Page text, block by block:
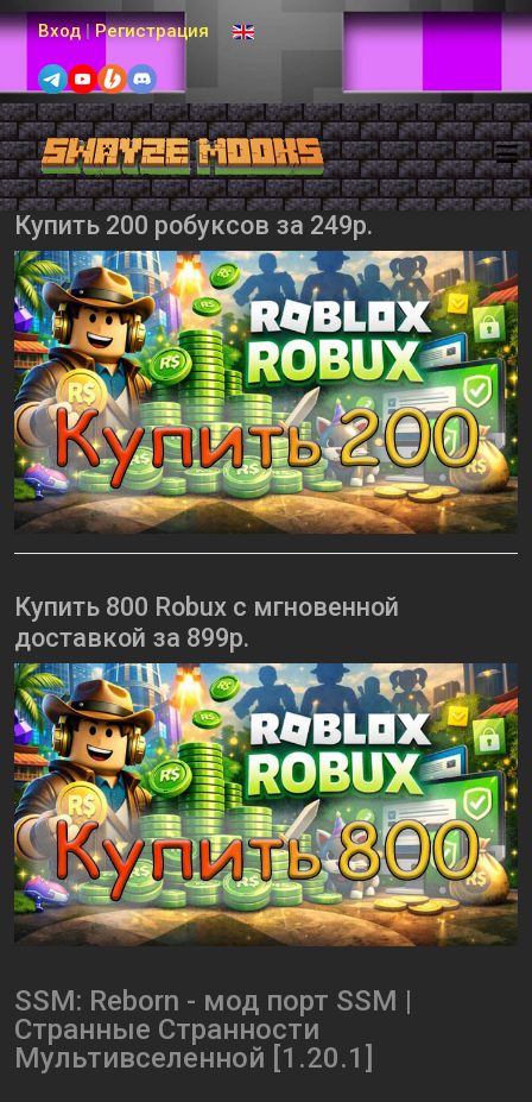
Вход | Регистрация Выберите язык
Купить 200 робуксов за 249р.
Купить 800 Robux с мгновенной
доставкой за 899р.
SSM: Reborn - мод порт SSM |
Странные Странности
Мультивселенной [1.20.1]